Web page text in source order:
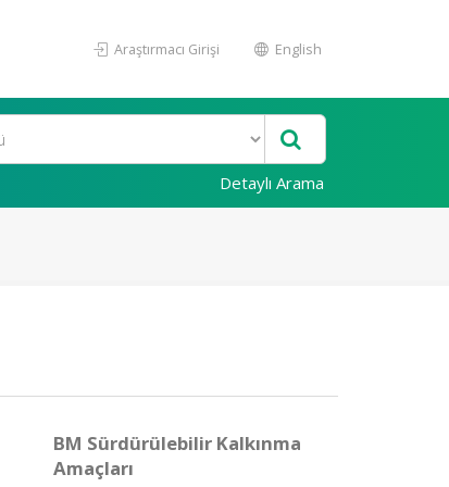
Araştırmacı Girişi English
Detaylı Arama
BM Sürdürülebilir Kalkınma
Amaçları